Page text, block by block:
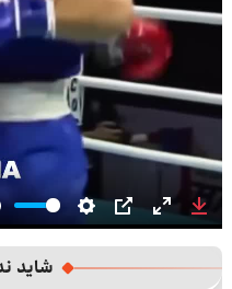
Settings
PIP Enter
شاید